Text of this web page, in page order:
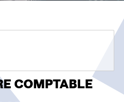
COMPTABLE